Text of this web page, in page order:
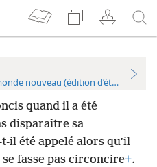
nouveau (édition d’étude)
quand il a été
disparaître sa
il été appelé alors qu’il
fasse pas circoncire+.